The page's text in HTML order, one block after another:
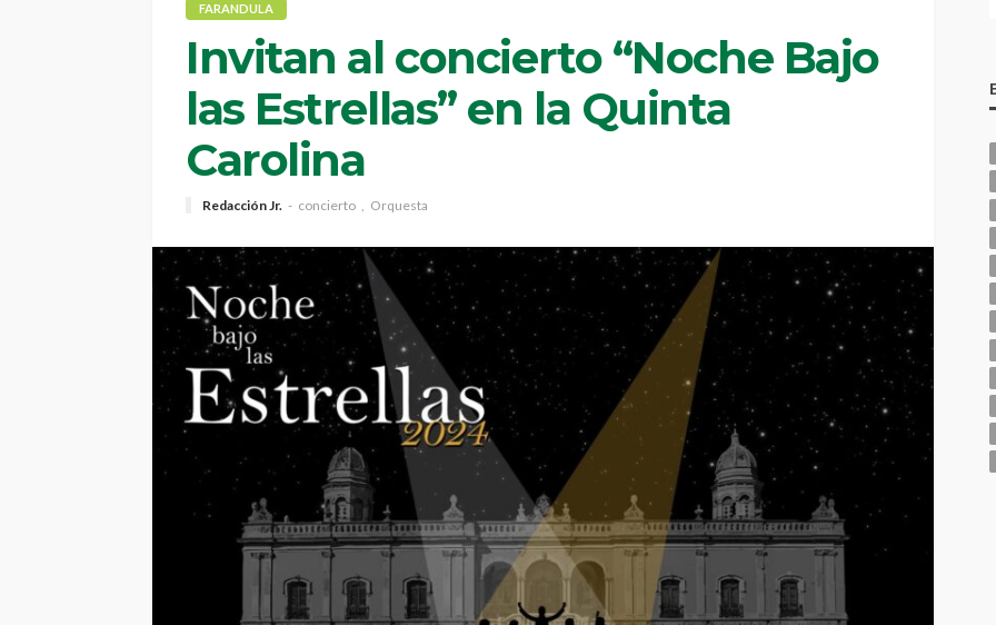
FARANDULA
Invitan al concierto “Noche Bajo
las Estrellas” en la Quinta
Carolina
Redacción Jr. concierto Orquesta